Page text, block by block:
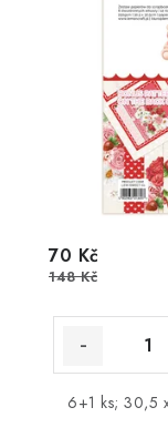
70 Kč
148 Kč
6+1 ks; 30,5